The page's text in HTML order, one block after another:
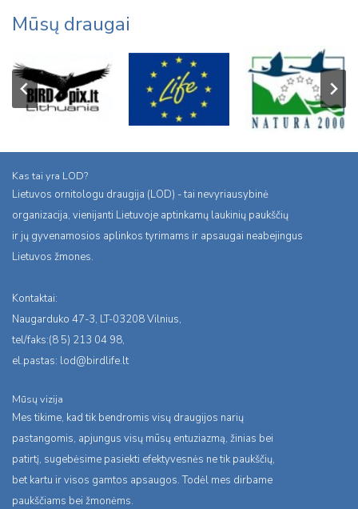
Mūsų draugai
Kas tai yra LOD?
Lietuvos ornitologu draugija (LOD) - tai nevyriausybinė
organizacija, vienijanti Lietuvoje aptinkamų laukinių paukščių
ir jų gyvenamosios aplinkos tyrimams ir apsaugai neabejingus
Lietuvos žmones.
Kontaktai:
Naugarduko 47-3, LT-03208 Vilnius,
tel/faks:(8 5) 213 04 98,
el.pastas: lod@birdlife.lt
Mūsų vizija
Mes tikime, kad tik bendromis visų draugijos narių
pastangomis, apjungus visų mūsų entuziazmą, žinias bei
patirtį, sugebėsime pasiekti efektyvesnės ne tik paukščių,
bet kartu ir visos gamtos apsaugos. Todėl mes dirbame
paukščiams bei žmonėms.